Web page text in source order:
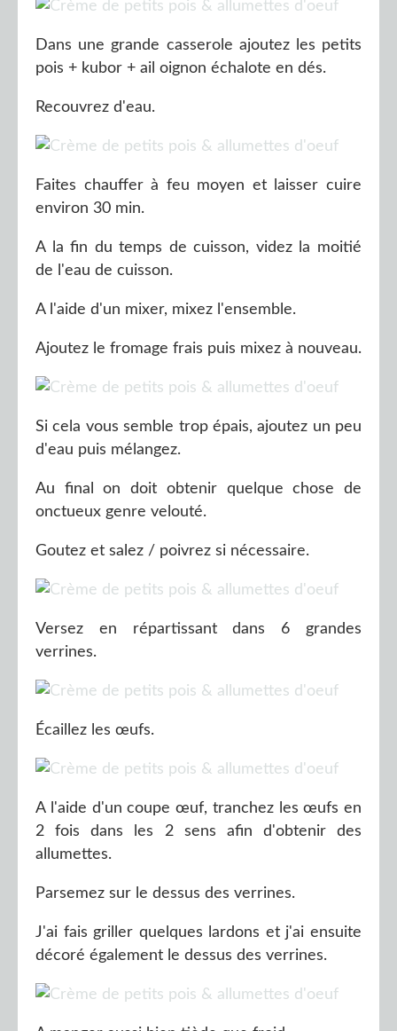
Dans une grande casserole ajoutez les petits
pois + kubor + ail oignon échalote en dés.
Recouvrez d'eau.
Faites chauffer à feu moyen et laisser cuire
environ 30 min.
A la fin du temps de cuisson, videz la moitié
de l'eau de cuisson.
A l'aide d'un mixer, mixez l'ensemble.
Ajoutez le fromage frais puis mixez à nouveau.
Si cela vous semble trop épais, ajoutez un peu
d'eau puis mélangez.
Au final on doit obtenir quelque chose de
onctueux genre velouté.
Goutez et salez / poivrez si nécessaire.
Versez en répartissant dans 6 grandes
verrines.
Écaillez les œufs.
A l'aide d'un coupe œuf, tranchez les œufs en
2 fois dans les 2 sens afin d'obtenir des
allumettes.
Parsemez sur le dessus des verrines.
J'ai fais griller quelques lardons et j'ai ensuite
décoré également le dessus des verrines.